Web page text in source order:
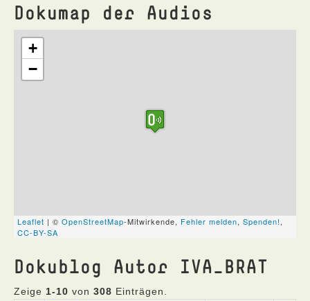
Dokumap der Audios
Dokublog Autor IVA_BRAT
Zeige 1-10 von 308 Einträgen.